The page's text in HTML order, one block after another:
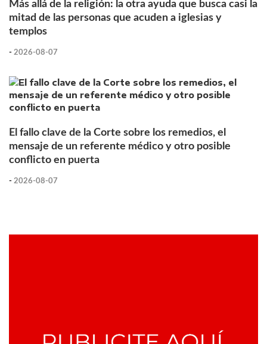
Más allá de la religión: la otra ayuda que busca casi la
mitad de las personas que acuden a iglesias y
templos
- 2026-08-07
El fallo clave de la Corte sobre los remedios, el
mensaje de un referente médico y otro posible
conflicto en puerta
- 2026-08-07